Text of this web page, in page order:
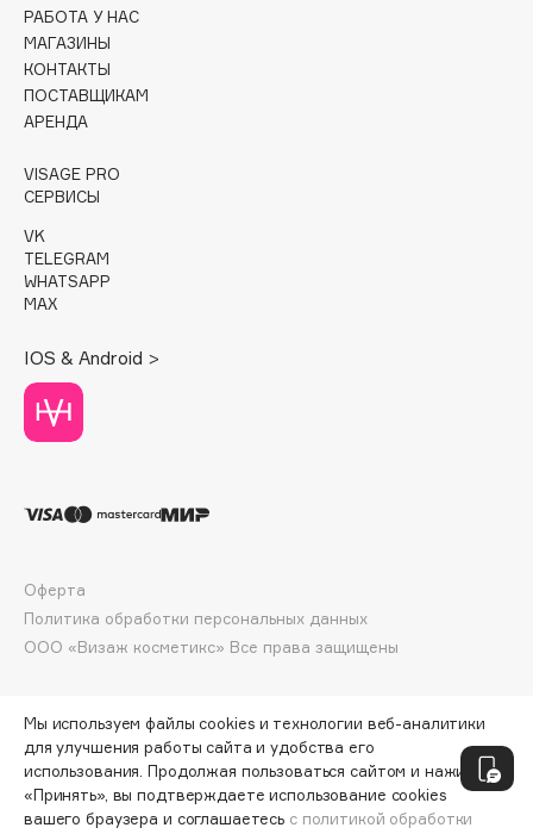
Curaprox
D
DABO
Darphin
Davines
Deonica
Dessange
Dior
Divage
Dorco
Dr. Vranjes Firenze
Dr.Althea
Dr.Ceuracle
DSD de Luxe
Dyson
РАБОТА У НАС
МАГАЗИНЫ
КОНТАКТЫ
ПОСТАВЩИКАМ
АРЕНДА
VISAGE PRO
СЕРВИСЫ
VK
TELEGRAM
WHATSAPP
MAX
IOS & Android >
ООО «Визаж косметикс» Все права защищены
Оферта
Политика обработки персональных данных
Мы используем файлы cookies и технологии веб-аналитики
для улучшения работы сайта и удобства его
использования. Продолжая пользоваться сайтом и нажимая
«Принять», вы подтверждаете использование cookies
вашего браузера и соглашаетесь с политикой обработки